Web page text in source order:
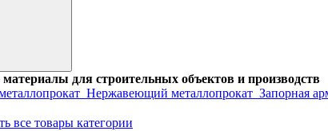
для строительных объектов и производств
Нержавеющий металлопрокат Запорная
все товары категории